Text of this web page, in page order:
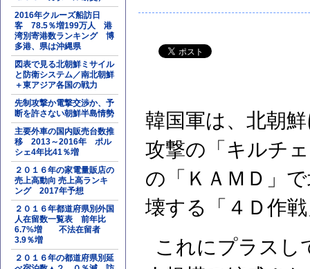
2016年クルーズ船訪日
客 78.5％増199万人 港
湾別寄港数ランキング 博
多港、県は沖縄県
図表で見る北朝鮮ミサイル
と防衛システム／南北朝鮮
＋東アジア各国の戦力
先制攻撃か電撃交渉か、予
断を許さない朝鮮半島情勢
主要外車の国内販売台数推
移 2013～2016年 ポル
シェ4年比41％増
２０１６年の家電量販店の
売上高動向 売上高ランキ
ング 2017年予想
２０１６年都道府県別外国
人在留数一覧表 前年比
6.7%増 不法在留者
3.9％増
２０１６年の都道府県別延
韓国軍は、北朝
攻撃の「キルチ
の「ＫＡＭＤ」
壊する「４Ｄ作
これにプラスし